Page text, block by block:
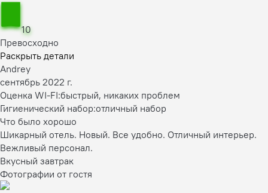
10
Превосходно
Раскрыть детали
Andrey
сентябрь 2022 г.
Оценка WI-FI:быстрый, никаких проблем
Гигиенический набор:отличный набор
Что было хорошо
Шикарный отель. Новый. Все удобно. Отличный интерьер.
Вежливый персонал.
Вкусный завтрак
Фотографии от гостя